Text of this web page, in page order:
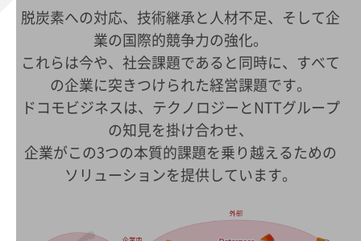
データ利活用
業務支援・マーケティング
災害対策・BCP
課題・ニーズで探す
課題・ニーズで探すTOP
コミュニケーション・情報共有
脱炭素への対応、技術継承と人材不足、そして企
業の国際的競争力の強化。
これらは今や、社会課題であると同時に、すべて
の企業に突きつけられた経営課題です。
ドコモビジネスは、テクノロジーとNTTグループ
の知見を掛け合わせ、
企業がこの3つの本質的課題を乗り越えるための
ソリューションを提供しています。